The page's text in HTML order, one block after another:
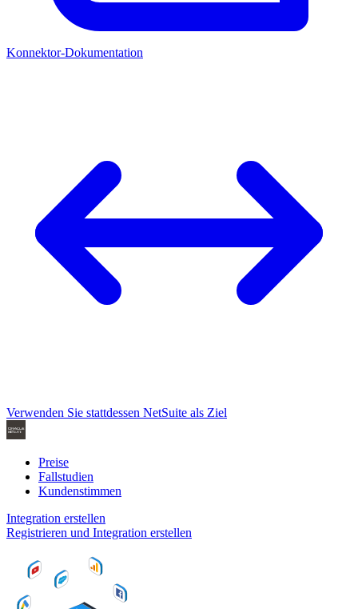
Konnektor-Dokumentation
Verwenden Sie stattdessen NetSuite als Ziel
Preise
Fallstudien
Kundenstimmen
Integration erstellen
Registrieren und Integration erstellen